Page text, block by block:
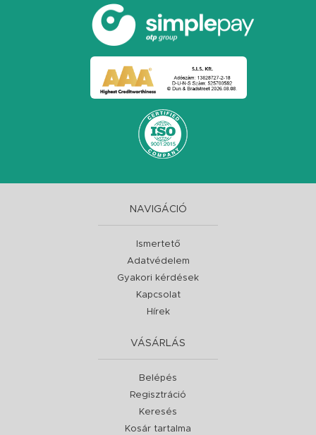
NAVIGÁCIÓ
Ismertető
Adatvédelem
Gyakori kérdések
Kapcsolat
Hírek
VÁSÁRLÁS
Belépés
Regisztráció
Keresés
Kosár tartalma